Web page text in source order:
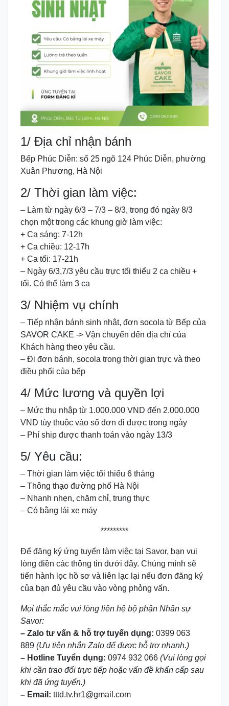
1/ Địa chỉ nhận bánh
Bếp Phúc Diễn: số 25 ngõ 124 Phúc Diễn, phường
Xuân Phương, Hà Nội
2/ Thời gian làm việc:
– Làm từ ngày 6/3 – 7/3 – 8/3, trong đó ngày 8/3
chọn một trong các khung giờ làm việc:
+ Ca sáng: 7-12h
+ Ca chiều: 12-17h
+ Ca tối: 17-21h
– Ngày 6/3,7/3 yêu cầu trực tối thiểu 2 ca chiều +
tối. Có thể làm 3 ca
3/ Nhiệm vụ chính
– Tiếp nhận bánh sinh nhật, đơn socola từ Bếp của
SAVOR CAKE -> Vận chuyển đến địa chỉ của
Khách hàng theo yêu cầu.
– Đi đơn bánh, socola trong thời gian trực và theo
điều phối của bếp
4/ Mức lương và quyền lợi
– Mức thu nhập từ 1.000.000 VND đến 2.000.000
VND tùy thuộc vào số đơn đi được trong ngày
– Phí ship được thanh toán vào ngày 13/3
5/ Yêu cầu:
– Thời gian làm việc tối thiểu 6 tháng
– Thông thạo đường phố Hà Nội
– Nhanh nhẹn, chăm chỉ, trung thực
– Có bằng lái xe máy
*********
Để đăng ký ứng tuyển làm việc tại Savor, bạn vui
lòng điền các thông tin dưới đây. Chúng mình sẽ
tiến hành lọc hồ sơ và liên lạc lại nếu đơn đăng ký
của bạn đủ yêu cầu vào vòng phỏng vấn.
Mọi thắc mắc vui lòng liên hệ bộ phận Nhân sự
Savor:
– Zalo tư vấn & hỗ trợ tuyển dụng: 0399 063
889 (Ưu tiên nhắn Zalo để được hỗ trợ nhanh.)
– Hotline Tuyển dụng: 0974 932 066 (Vui lòng gọi
khi cần trao đổi trực tiếp hoặc vấn đề khẩn cấp sau
khi đã ứng tuyển.)
– Email: tttd.tv.hr1@gmail.com